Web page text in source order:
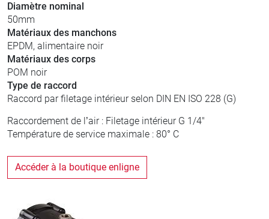
Diamètre nominal
50mm
Matériaux des manchons
EPDM, alimentaire noir
Matériaux des corps
POM noir
Type de raccord
Raccord par filetage intérieur selon DIN EN ISO 228 (G)
Raccordement de l’air : Filetage intérieur G 1/4"
Température de service maximale : 80° C
Accéder à la boutique enligne